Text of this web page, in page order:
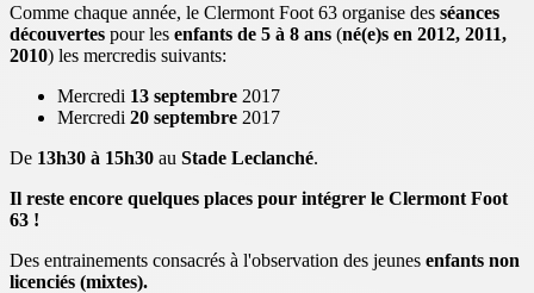
Comme chaque année, le Clermont Foot 63 organise des séances
découvertes pour les enfants de 5 à 8 ans (né(e)s en 2012, 2011,
2010) les mercredis suivants:
Mercredi 13 septembre 2017
Mercredi 20 septembre 2017
De 13h30 à 15h30 au Stade Leclanché.
Il reste encore quelques places pour intégrer le Clermont Foot
63 !
Des entrainements consacrés à l'observation des jeunes enfants non
licenciés (mixtes).